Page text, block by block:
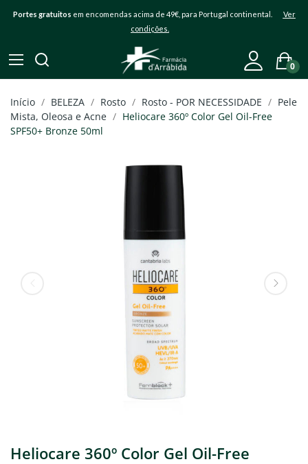
Portes gratuitos em encomendas acima de 49€, para Portugal continental. Ver
condições.
0
Início BELEZA Rosto Rosto - POR NECESSIDADE
Pele
Mista, Oleosa e Acne
Heliocare 360º Color Gel Oil-Free
SPF50+ Bronze 50ml
Heliocare 360º Color Gel Oil-Free